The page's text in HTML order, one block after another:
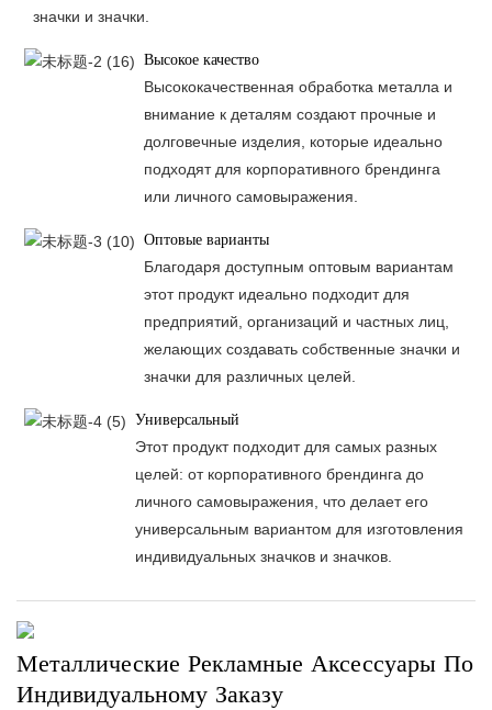
значки и значки.
Высокое качество
Высококачественная обработка металла и
внимание к деталям создают прочные и
долговечные изделия, которые идеально
подходят для корпоративного брендинга
или личного самовыражения.
Оптовые варианты
Благодаря доступным оптовым вариантам
этот продукт идеально подходит для
предприятий, организаций и частных лиц,
желающих создавать собственные значки и
значки для различных целей.
Универсальный
Этот продукт подходит для самых разных
целей: от корпоративного брендинга до
личного самовыражения, что делает его
универсальным вариантом для изготовления
индивидуальных значков и значков.
Металлические Рекламные Аксессуары По
Индивидуальному Заказу